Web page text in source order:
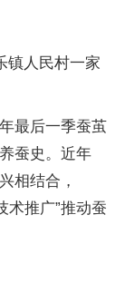
镇人民村一家
最后一季蚕茧
蚕史。近年
相结合，
术推广”推动蚕